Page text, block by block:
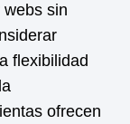
sin
flexibilidad
ofrecen